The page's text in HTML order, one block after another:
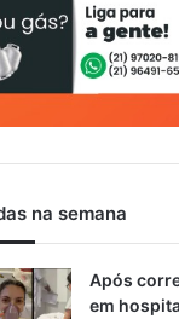
na semana
Após
em